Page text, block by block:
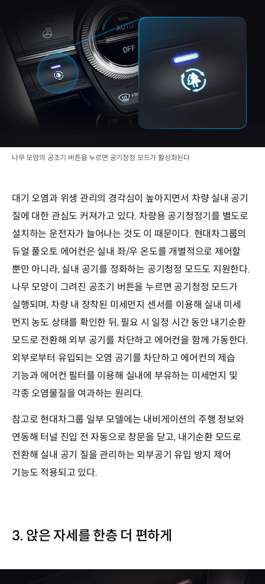
나무 모양의 공조기 버튼을 누르면 공기청정 모드가 활성화된다
대기 오염과 위생 관리의 경각심이 높아지면서 차량 실내 공기
질에 대한 관심도 커져가고 있다. 차량용 공기청정기를 별도로
설치하는 운전자가 늘어나는 것도 이 때문이다. 현대차그룹의
듀얼 풀오토 에어컨은 실내 좌/우 온도를 개별적으로 제어할
뿐만 아니라, 실내 공기를 정화하는 공기청정 모드도 지원한다.
나무 모양이 그려진 공조기 버튼을 누르면 공기청정 모드가
실행되며, 차량 내 장착된 미세먼지 센서를 이용해 실내 미세
먼지 농도 상태를 확인한 뒤, 필요 시 일정 시간 동안 내기순환
모드로 전환해 외부 공기를 차단하고 에어컨을 함께 가동한다.
외부로부터 유입되는 오염 공기를 차단하고 에어컨의 제습
기능과 에어컨 필터를 이용해 실내에 부유하는 미세먼지 및
각종 오염물질을 여과하는 원리다.
참고로 현대차그룹 일부 모델에는 내비게이션의 주행 정보와
연동해 터널 진입 전 자동으로 창문을 닫고, 내기순환 모드로
전환해 실내 공기 질을 관리하는 외부공기 유입 방지 제어
기능도 적용되고 있다.
3. 앉은 자세를 한층 더 편하게